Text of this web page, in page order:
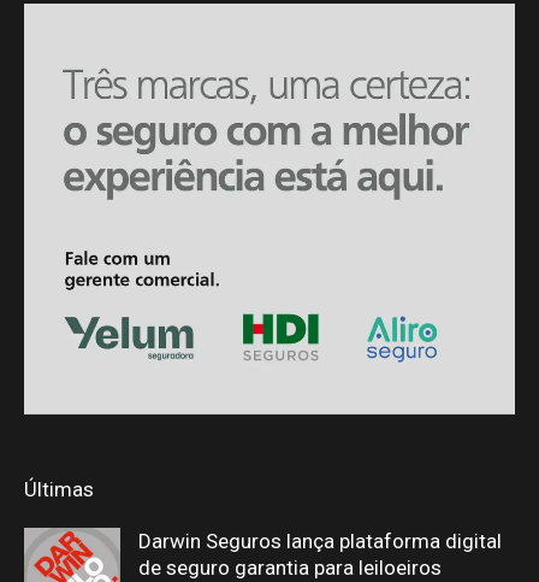
Últimas
Darwin Seguros lança plataforma digital
de seguro garantia para leiloeiros